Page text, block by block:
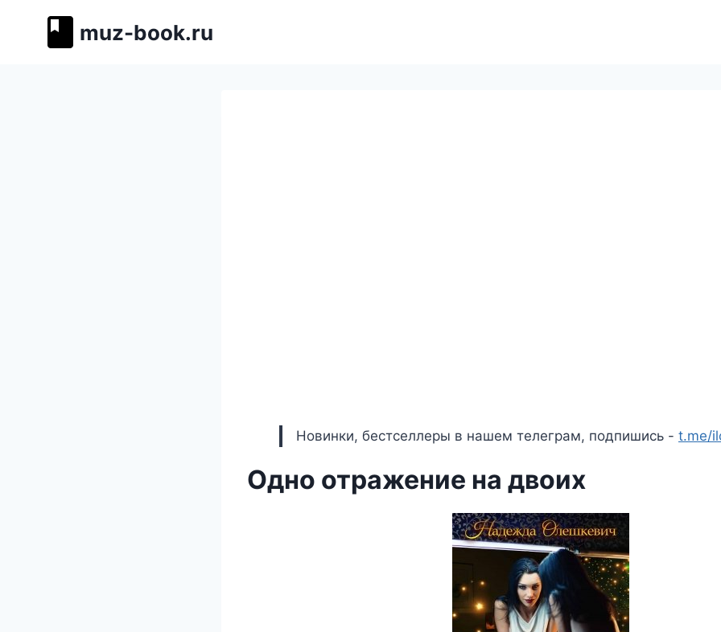
muz-book.ru
Новинки, бестселлеры в нашем телеграм, подпишись - t.me/
Одно отражение на двоих